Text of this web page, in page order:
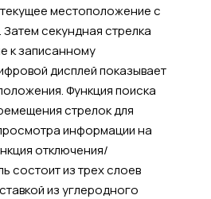
местоположение с
секундная стрелка
к записанному
дисплей показывает
Функция поиска
стрелок для
информации на
отключения/
состоит из трех слоев
из углеродного